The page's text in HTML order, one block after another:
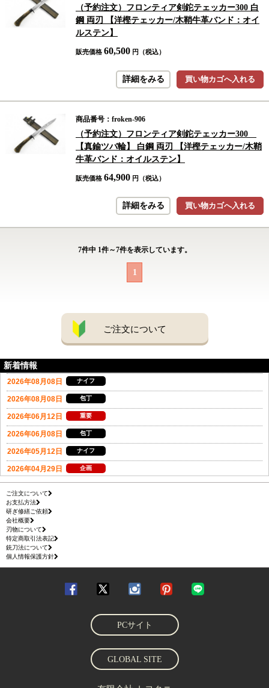
（予約注文）フロンティア剣鉈テェッカー300 白
鋼 両刃 【洋樫テェッカー/木鞘牛革バンド：オイ
ルステン】
販売価格 60,500 円（税込）
買い物カゴへ入れる
詳細をみる
商品番号：froken-906
（予約注文）フロンティア剣鉈テェッカー300
【真鍮ツバ輪】 白鋼 両刃 【洋樫テェッカー/木鞘
牛革バンド：オイルステン】
販売価格 64,900 円（税込）
買い物カゴへ入れる
詳細をみる
7件中 1件～7件を表示しています。
1
ご注文について
新着情報
ご注文について
お支払方法
研ぎ修繕ご依頼
会社概要
刃物について
特定商取引法表記
銃刀法について
個人情報保護方針
PCサイト
GLOBAL SITE